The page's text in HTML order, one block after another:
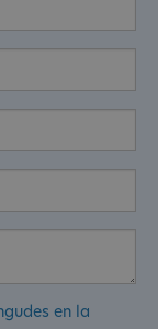
en la